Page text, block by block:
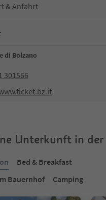
& Anfahrt
di Bolzano
301566
Unterkunft in der
Bed & Breakfast
Bauernhof
Camping